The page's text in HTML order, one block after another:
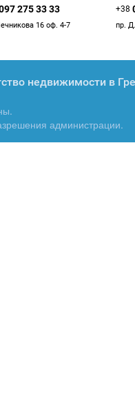
275 33 33 +38
16 оф. 4-7 пр.
недвижимости в
администрации.